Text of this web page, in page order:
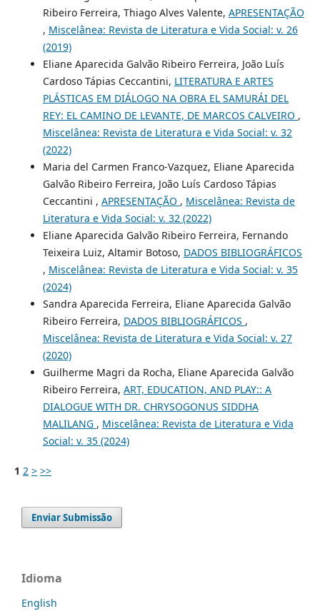
Ribeiro Ferreira, Thiago Alves Valente, APRESENTAÇÃO
, Miscelânea: Revista de Literatura e Vida Social: v. 26
(2019)
Eliane Aparecida Galvão Ribeiro Ferreira, João Luís
Cardoso Tápias Ceccantini, LITERATURA E ARTES
PLÁSTICAS EM DIÁLOGO NA OBRA EL SAMURÁI DEL
REY: EL CAMINO DE LEVANTE, DE MARCOS CALVEIRO ,
Miscelânea: Revista de Literatura e Vida Social: v. 32
(2022)
Maria del Carmen Franco-Vazquez, Eliane Aparecida
Galvão Ribeiro Ferreira, João Luís Cardoso Tápias
Ceccantini , APRESENTAÇÃO , Miscelânea: Revista de
Literatura e Vida Social: v. 32 (2022)
Eliane Aparecida Galvão Ribeiro Ferreira, Fernando
Teixeira Luiz, Altamir Botoso, DADOS BIBLIOGRÁFICOS
, Miscelânea: Revista de Literatura e Vida Social: v. 35
(2024)
Sandra Aparecida Ferreira, Eliane Aparecida Galvão
Ribeiro Ferreira, DADOS BIBLIOGRÁFICOS ,
Miscelânea: Revista de Literatura e Vida Social: v. 27
(2020)
Guilherme Magri da Rocha, Eliane Aparecida Galvão
Ribeiro Ferreira, ART, EDUCATION, AND PLAY:: A
DIALOGUE WITH DR. CHRYSOGONUS SIDDHA
MALILANG , Miscelânea: Revista de Literatura e Vida
Social: v. 35 (2024)
1 2 > >>
Enviar Submissão
Idioma
English